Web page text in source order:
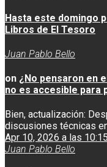
Hasta este domingo
Libros de El Tesoro
Juan Pablo Bello
on ¿No pensaron en
no es accesible para
Bien, actualización:
discusiones técnicas
Apr 10, 2026 a las
Juan Pablo Bello